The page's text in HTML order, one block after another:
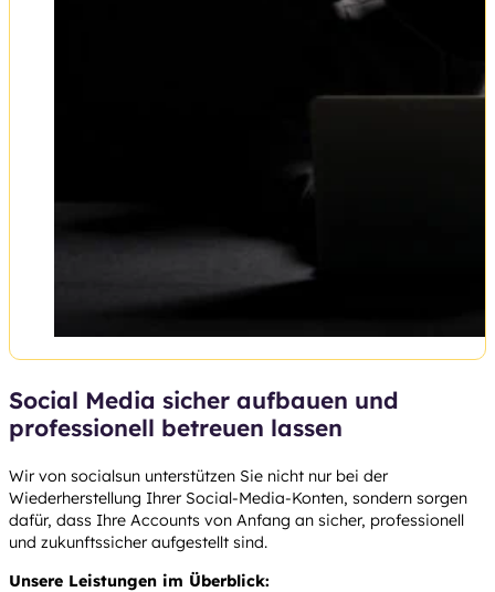
Social Media sicher aufbauen und
professionell betreuen lassen
Wir von socialsun unterstützen Sie nicht nur bei der
Wiederherstellung Ihrer Social-Media-Konten, sondern sorgen
dafür, dass Ihre Accounts von Anfang an sicher, professionell
und zukunftssicher aufgestellt sind.
Unsere Leistungen im Überblick: